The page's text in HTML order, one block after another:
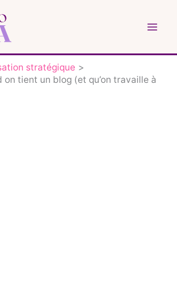
stratégique
on tient un blog (et qu’on travaille à